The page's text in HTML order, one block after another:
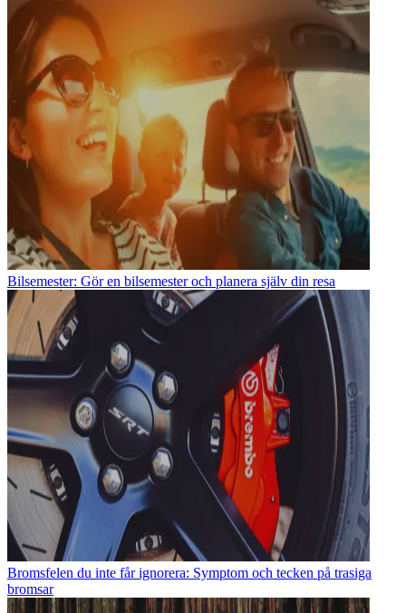
Bilsemester: Gör en bilsemester och planera själv din resa
Bromsfelen du inte får ignorera: Symptom och tecken på trasiga
bromsar